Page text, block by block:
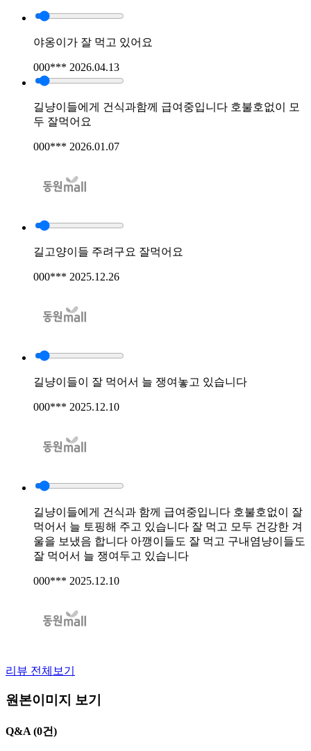
야옹이가 잘 먹고 있어요
000*** 2026.04.13
길냥이들에게 건식과함께 급여중입니다 호불호없이 모
두 잘먹어요
000*** 2026.01.07
길고양이들 주려구요 잘먹어요
000*** 2025.12.26
길냥이들이 잘 먹어서 늘 쟁여놓고 있습니다
000*** 2025.12.10
길냥이들에게 건식과 함께 급여중입니다 호불호없이 잘
먹어서 늘 토핑해 주고 있습니다 잘 먹고 모두 건강한 겨
울을 보냈음 합니다 아깽이들도 잘 먹고 구내염냥이들도
잘 먹어서 늘 쟁여두고 있습니다
000*** 2025.12.10
리뷰 전체보기
원본이미지 보기
Q&A (0건)